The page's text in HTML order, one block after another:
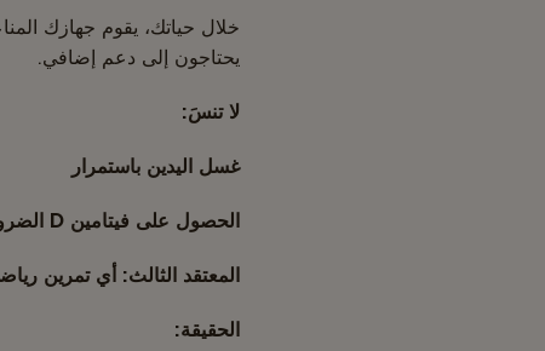
خلال حياتك، يقوم جهازك
يحتاجون إلى دعم إضافي.
لا تنسَ:
غسل اليدين باستمرار
الحصول على فيتامين D الضروري للجهاز المناعي
المعتقد الثالث: أي تمرين
الحقيقة: